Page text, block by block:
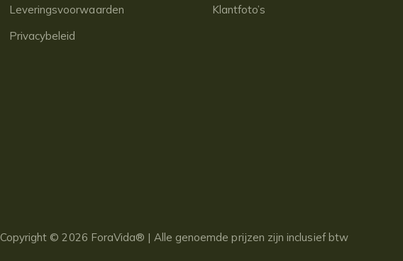
Leveringsvoorwaarden
Privacybeleid
Klantfoto’s
Copyright © 2026 ForaVida® | Alle genoemde prijzen zijn inclusief btw